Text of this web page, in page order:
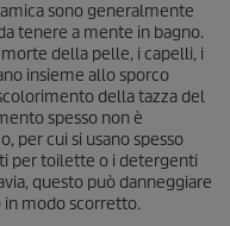
sono generalmente
tenere a mente in bagno.
della pelle, i capelli, i
insieme allo sporco
della tazza del
spesso non è
per cui si usano spesso
per toilette o i detergenti
questo può danneggiare
in modo scorretto.